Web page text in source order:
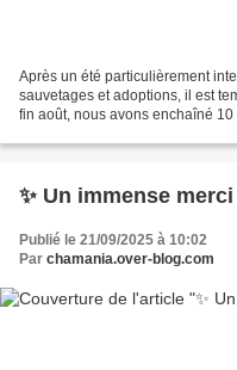
Après un été particulièrement
sauvetages et adoptions, il est
fin août, nous avons enchaîné 10
✨ Un immense merci
Publié le 21/09/2025 à 10:02
Par chamania.over-blog.com